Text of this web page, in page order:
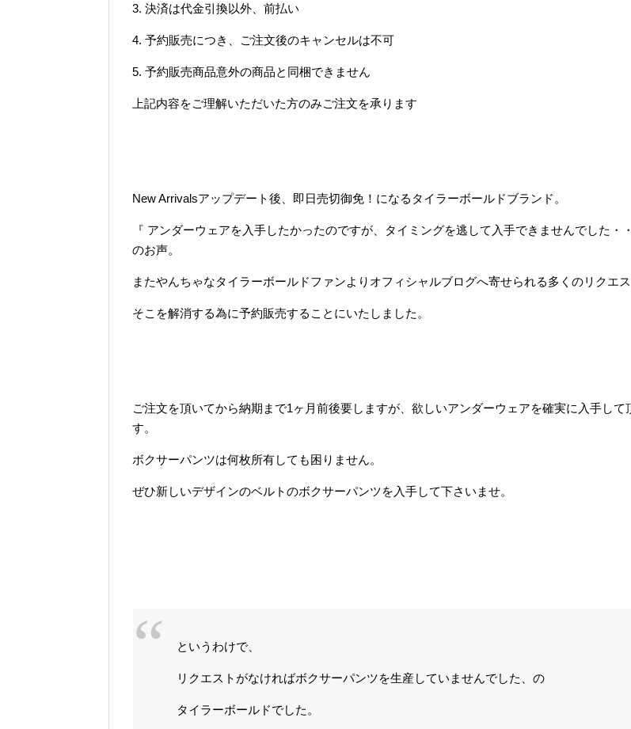
3. 決済は代金引換以外、前払い
4. 予約販売につき、ご注文後のキャンセルは不可
5. 予約販売商品意外の商品と同梱できません
上記内容をご理解いただいた方のみご注文を承ります
New Arrivalsアップデート後、即日売切御免！になるタイラーボールドブランド。
『 アンダーウェアを入手したかったのですが、タイミングを逃して入手できませんでした・
のお声。
またやんちゃなタイラーボールドファンよりオフィシャルブログへ寄せられる多くのリクエス
そこを解消する為に予約販売することにいたしました。
ご注文を頂いてから納期まで1ヶ月前後要しますが、欲しいアンダーウェアを確実に入手して
す。
ボクサーパンツは何枚所有しても困りません。
ぜひ新しいデザインのベルトのボクサーパンツを入手して下さいませ。
というわけで、
リクエストがなければボクサーパンツを生産していませんでした、の
タイラーボールドでした。